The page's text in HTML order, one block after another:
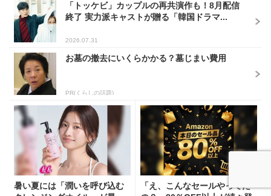
「トッケビ」カップルの再共演作も！8月配信
終了 実力派キャストが贈る「韓国ドラマ...
2026.07.31
お墓の撤去にいくらかかる？墓じまい費用
PR(くらしの話題)
暑い夏には「潤いを呼び込む
「え、こんなセールやってた